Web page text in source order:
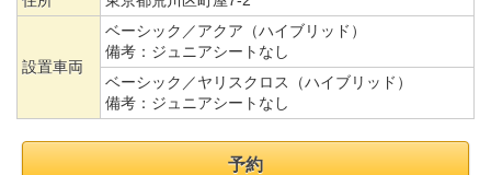
設置車両
ベーシック／アクア（ハイブリッド）
備考： ジュニアシートなし
ベーシック／ヤリスクロス（ハイブリッド）
備考： ジュニアシートなし
予約